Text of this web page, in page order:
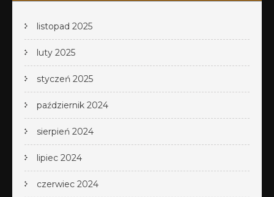
listopad 2025
luty 2025
styczeń 2025
październik 2024
sierpień 2024
lipiec 2024
czerwiec 2024